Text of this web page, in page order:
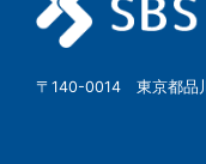
〒140-0014 東京都品